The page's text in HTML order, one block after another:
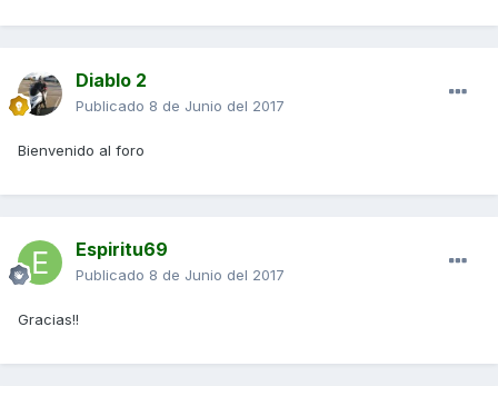
Diablo 2
Publicado 8 de Junio del 2017
Bienvenido al foro
Espiritu69
Publicado 8 de Junio del 2017
Gracias!!